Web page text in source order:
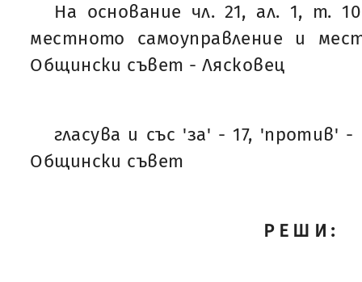
На основание чл. 21, ал. 1, т.
местното самоуправление и
Общински съвет - Лясковец
гласува и със 'за' - 17, 'против'
Общински съвет
РЕШИ: